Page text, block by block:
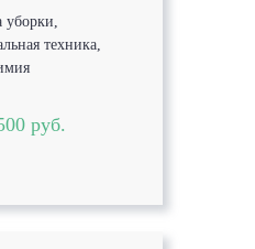
уборки,
техника,
руб.